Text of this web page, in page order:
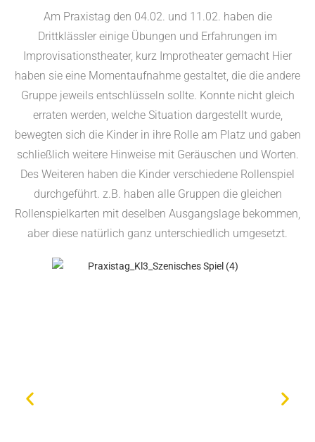
Am Praxistag den 04.02. und 11.02. haben die
Drittklässler einige Übungen und Erfahrungen im
Improvisationstheater, kurz Improtheater gemacht Hier
haben sie eine Momentaufnahme gestaltet, die die andere
Gruppe jeweils entschlüsseln sollte. Konnte nicht gleich
erraten werden, welche Situation dargestellt wurde,
bewegten sich die Kinder in ihre Rolle am Platz und gaben
schließlich weitere Hinweise mit Geräuschen und Worten.
Des Weiteren haben die Kinder verschiedene Rollenspiel
durchgeführt. z.B. haben alle Gruppen die gleichen
Rollenspielkarten mit deselben Ausgangslage bekommen,
aber diese natürlich ganz unterschiedlich umgesetzt.